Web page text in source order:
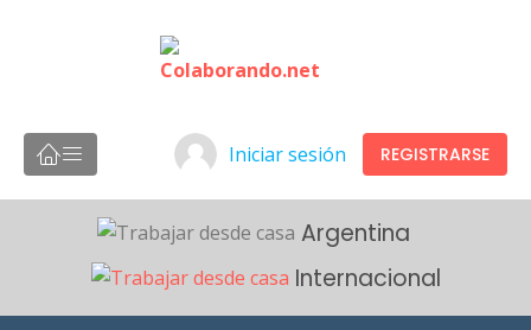
Iniciar sesión REGISTRARSE
Argentina
Internacional